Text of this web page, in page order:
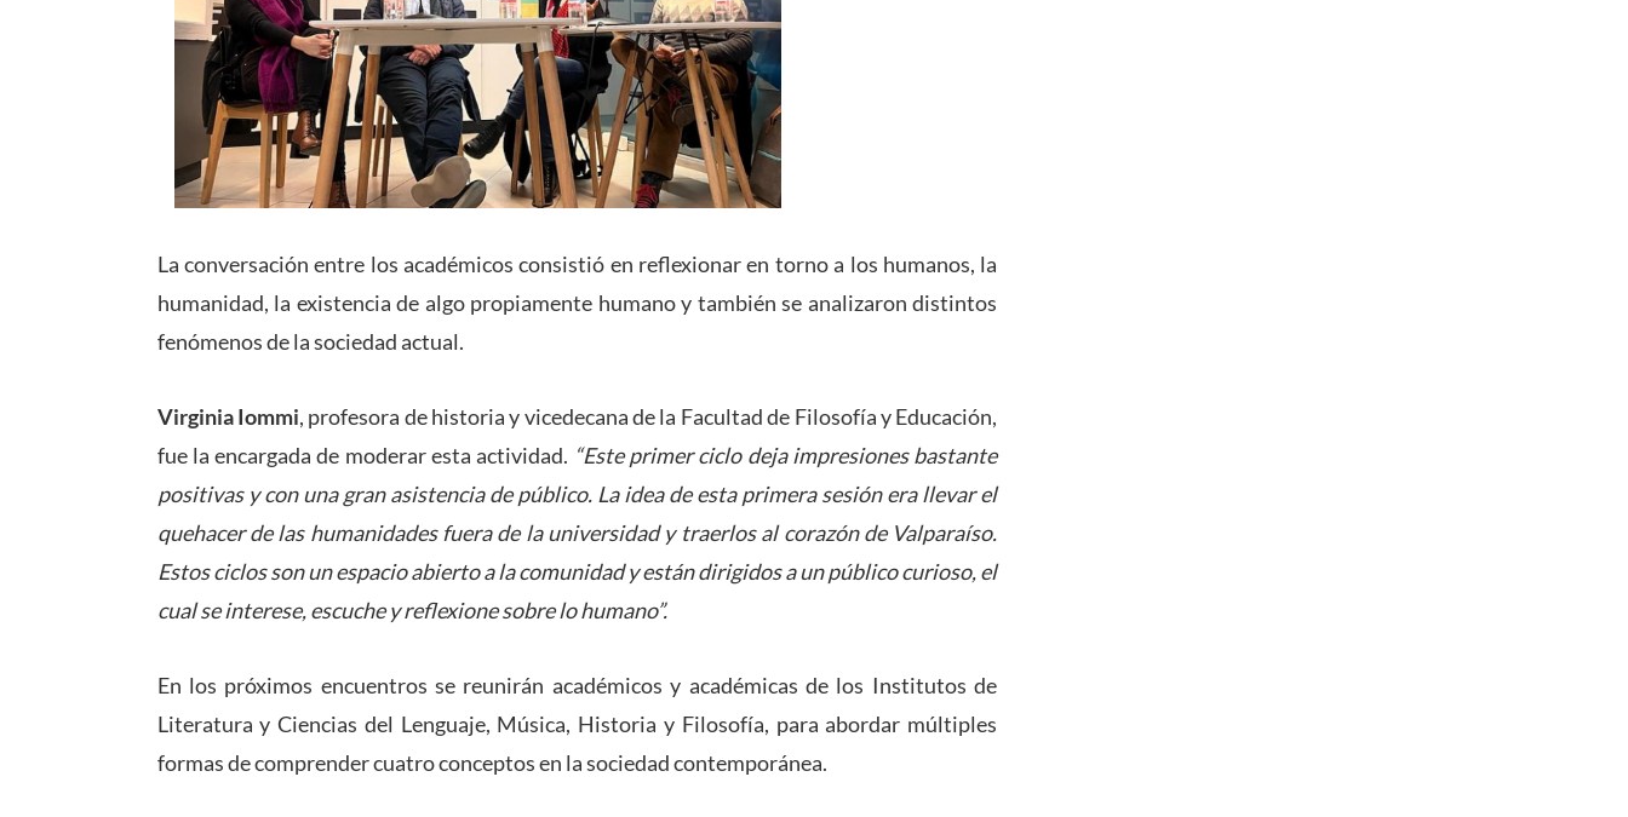
La conversación entre los académicos consistió en reflexionar en torno a los humanos, la
humanidad, la existencia de algo propiamente humano y también se analizaron distintos
fenómenos de la sociedad actual.
Virginia Iommi, profesora de historia y vicedecana de la Facultad de Filosofía y Educación,
fue la encargada de moderar esta actividad. “Este primer ciclo deja impresiones bastante
positivas y con una gran asistencia de público. La idea de esta primera sesión era llevar el
quehacer de las humanidades fuera de la universidad y traerlos al corazón de Valparaíso.
Estos ciclos son un espacio abierto a la comunidad y están dirigidos a un público curioso, el
cual se interese, escuche y reflexione sobre lo humano”.
En los próximos encuentros se reunirán académicos y académicas de los Institutos de
Literatura y Ciencias del Lenguaje, Música, Historia y Filosofía, para abordar múltiples
formas de comprender cuatro conceptos en la sociedad contemporánea.